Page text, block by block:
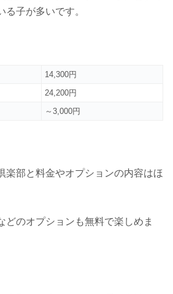
る子が多いです。
14,300円
24,200円
～3,000円
楽部と料金やオプションの内容はほ
どのオプションも無料で楽しめま